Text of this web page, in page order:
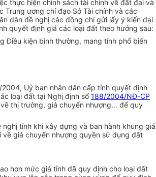
thực hiện chính sách tài chính về đất đai và
ương chỉ đạo Sở Tài chính và các
dân đề nghị các đồng chí gửi lấy ý kiến đại
quyết định giá các loại đất theo hướng sau:
Điều kiện bình thường, mang tính phổ biến
2004, Uỷ ban nhân dân cấp tỉnh quyết định
loại đất tại Nghị định số188/2004/NĐ-CP
thị trường, giá chuyển nhượng… để quy
tỉnh khi xây dựng và ban hành khung giá
giá chuyển nhượng quyền sử dụng đất
hơn mức giá tỉnh đã quy định cho loại đất